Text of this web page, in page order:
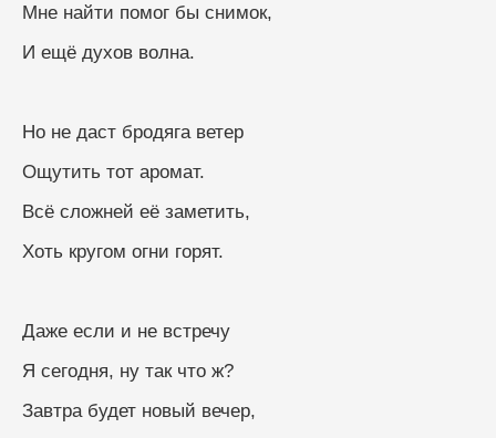
Мне найти помог бы снимок,
И ещё духов волна.
Но не даст бродяга ветер
Ощутить тот аромат.
Всё сложней её заметить,
Хоть кругом огни горят.
Даже если и не встречу
Я сегодня, ну так что ж?
Завтра будет новый вечер,